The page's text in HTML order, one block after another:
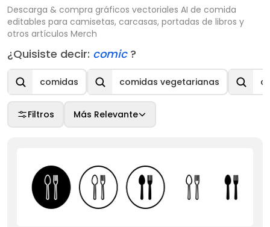
Descarga & compra gráficos vectoriales AI de comida
editables para camisetas, carcasas, portadas de libros y
otros artículos Merch
¿Quisiste decir: comic ?
comidas comidas vegetarianas
Filtros Más Relevante